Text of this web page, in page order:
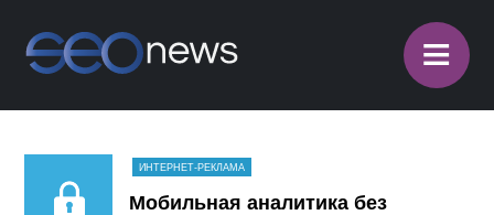
≡
ИНТЕРНЕТ-РЕКЛАМА
Мобильная аналитика без